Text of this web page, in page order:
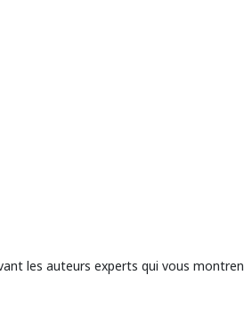
les auteurs experts qui vous